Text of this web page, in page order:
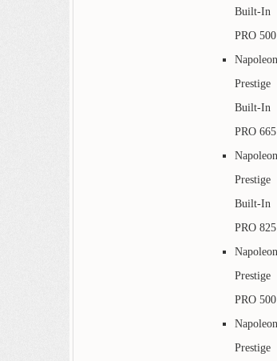
Built-In
PRO 500
Napoleon
Prestige
Built-In
PRO 665
Napoleon
Prestige
Built-In
PRO 825
Napoleon
Prestige
PRO 500
Napoleon
Prestige